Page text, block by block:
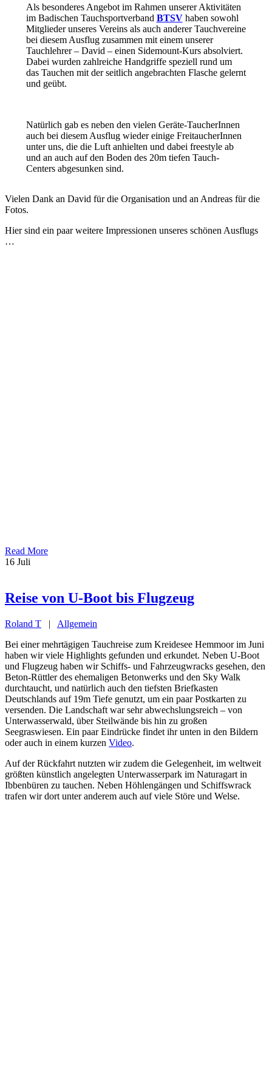
Als besonderes Angebot im Rahmen unserer Aktivitäten
im Badischen Tauchsportverband BTSV haben sowohl
Mitglieder unseres Vereins als auch anderer Tauchvereine
bei diesem Ausflug zusammen mit einem unserer
Tauchlehrer – David – einen Sidemount-Kurs absolviert.
Dabei wurden zahlreiche Handgriffe speziell rund um
das Tauchen mit der seitlich angebrachten Flasche gelernt
und geübt.
Natürlich gab es neben den vielen Geräte-TaucherInnen
auch bei diesem Ausflug wieder einige FreitaucherInnen
unter uns, die die Luft anhielten und dabei freestyle ab
und an auch auf den Boden des 20m tiefen Tauch-
Centers abgesunken sind.
Vielen Dank an David für die Organisation und an Andreas für die
Fotos.
Hier sind ein paar weitere Impressionen unseres schönen Ausflugs
…
Read More
16 Juli
Reise von U-Boot bis Flugzeug
Roland T | Allgemein
Bei einer mehrtägigen Tauchreise zum Kreidesee Hemmoor im Juni
haben wir viele Highlights gefunden und erkundet. Neben U-Boot
und Flugzeug haben wir Schiffs- und Fahrzeugwracks gesehen, den
Beton-Rüttler des ehemaligen Betonwerks und den Sky Walk
durchtaucht, und natürlich auch den tiefsten Briefkasten
Deutschlands auf 19m Tiefe genutzt, um ein paar Postkarten zu
versenden. Die Landschaft war sehr abwechslungsreich – von
Unterwasserwald, über Steilwände bis hin zu großen
Seegraswiesen. Ein paar Eindrücke findet ihr unten in den Bildern
oder auch in einem kurzen Video.
Auf der Rückfahrt nutzten wir zudem die Gelegenheit, im weltweit
größten künstlich angelegten Unterwasserpark im Naturagart in
Ibbenbüren zu tauchen. Neben Höhlengängen und Schiffswrack
trafen wir dort unter anderem auch auf viele Störe und Welse.